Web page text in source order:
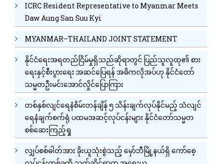
ICRC Resident Representative to Myanmar Meets
Daw Aung San Suu Kyi
MYANMAR–THAILAND JOINT STATEMENT
နိုင်ငံရေးအရတည်ငြိမ်မှုရှိသည်ဆိုရာတွင် ပြည်သူလူထု၏ စား
ရေးနှင့်စီးပွားရေး အဆင်ပြေရန် အဓိကလိုအပ်ဟု နိုင်ငံတော်
သမ္မတဦးမင်းအောင်လှိုင်ပြောကြား
တစ်နှစ်လျင်ရေနံစိမ်းတန်ချိန် ၅ သိန်းချက်လုပ်နိုင်မည့် သံလျင်
ရေနံချက်စက်ရုံ ပထမအဆင့်လုပ်ငန်းများ နိုင်ငံတော်သမ္မတ
စစ်ဆေးကြည့်ရှု
လျှပ်စစ်ဓါတ်အား ခိုးယူသုံးစွဲသည့် မှော်ဘီမြို့နယ်ရှိ ကော်စေ့